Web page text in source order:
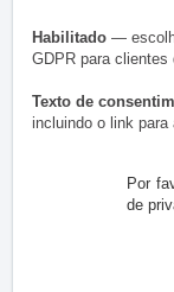
Habilitado —
GDPR para clientes
Texto de
incluindo o link para
Por
de